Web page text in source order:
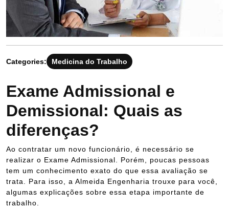
Categories: Medicina do Trabalho
Exame Admissional e
Demissional: Quais as
diferenças?
Ao contratar um novo funcionário, é necessário se
realizar o Exame Admissional. Porém, poucas pessoas
tem um conhecimento exato do que essa avaliação se
trata. Para isso, a Almeida Engenharia trouxe para você,
algumas explicações sobre essa etapa importante de
trabalho.